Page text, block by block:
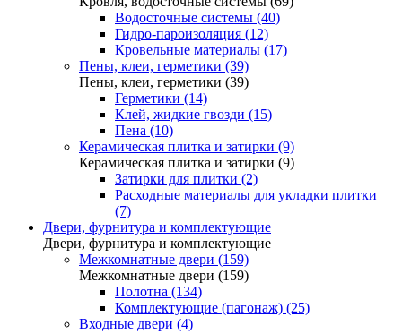
Водосточные системы (40)
Гидро-пароизоляция (12)
Кровельные материалы (17)
Пены, клеи, герметики (39)
Пены, клеи, герметики (39)
Герметики (14)
Клей, жидкие гвозди (15)
Пена (10)
Керамическая плитка и затирки (9)
Керамическая плитка и затирки (9)
Затирки для плитки (2)
Расходные материалы для укладки плитки
(7)
Двери, фурнитура и комплектующие
Двери, фурнитура и комплектующие
Межкомнатные двери (159)
Межкомнатные двери (159)
Полотна (134)
Комплектующие (пагонаж) (25)
Входные двери (4)